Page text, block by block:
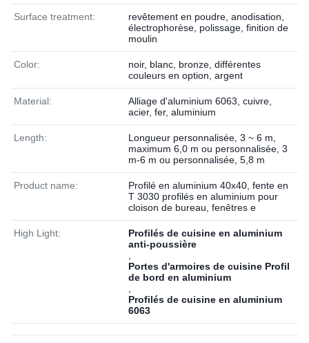
Surface treatment:
revêtement en poudre, anodisation,
électrophorèse, polissage, finition de
moulin
Color:
noir, blanc, bronze, différentes
couleurs en option, argent
Material:
Alliage d'aluminium 6063, cuivre,
acier, fer, aluminium
Length:
Longueur personnalisée, 3 ~ 6 m,
maximum 6,0 m ou personnalisée, 3
m-6 m ou personnalisée, 5,8 m
Product name:
Profilé en aluminium 40x40, fente en
T 3030 profilés en aluminium pour
cloison de bureau, fenêtres e
High Light:
Profilés de cuisine en aluminium
anti-poussière
Portes d'armoires de cuisine Profil
de bord en aluminium
Profilés de cuisine en aluminium
6063